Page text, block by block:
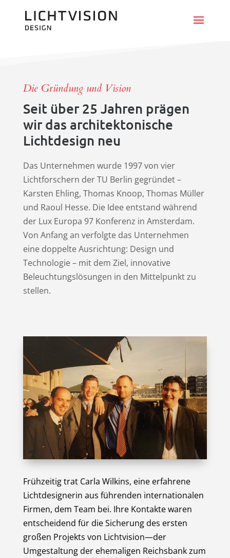
Die Gründung und Vision
Seit über 25 Jahren prägen
wir das architektonische
Lichtdesign neu
Das Unternehmen wurde 1997 von vier
Lichtforschern der TU Berlin gegründet –
Karsten Ehling, Thomas Knoop, Thomas Müller
und Raoul Hesse. Die Idee entstand während
der Lux Europa 97 Konferenz in Amsterdam.
Von Anfang an verfolgte das Unternehmen
eine doppelte Ausrichtung: Design und
Technologie – mit dem Ziel, innovative
Beleuchtungslösungen in den Mittelpunkt zu
stellen.
Frühzeitig trat Carla Wilkins, eine erfahrene
Lichtdesignerin aus führenden internationalen
Firmen, dem Team bei. Ihre Kontakte waren
entscheidend für die Sicherung des ersten
großen Projekts von Lichtvision—der
Umgestaltung der ehemaligen Reichsbank zum